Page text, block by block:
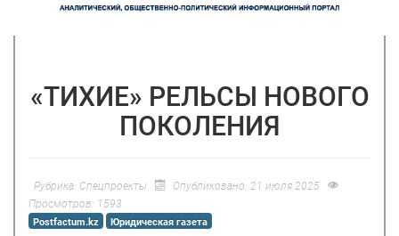
«ТИХИЕ» РЕЛЬСЫ НОВОГО
ПОКОЛЕНИЯ
Рубрика: Спецпроекты
Опубликовано: 21 июля 2025
Просмотров: 1593
Postfactum.kz Юридическая газета